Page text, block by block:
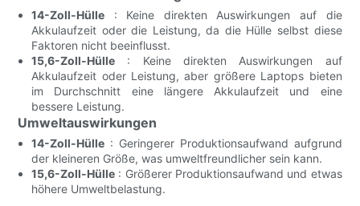
14-Zoll-Hülle : Keine direkten Auswirkungen auf die
Akkulaufzeit oder die Leistung, da die Hülle selbst diese
Faktoren nicht beeinflusst.
15,6-Zoll-Hülle : Keine direkten Auswirkungen auf
Akkulaufzeit oder Leistung, aber größere Laptops bieten
im Durchschnitt eine längere Akkulaufzeit und eine
bessere Leistung.
Umweltauswirkungen
14-Zoll-Hülle : Geringerer Produktionsaufwand aufgrund
der kleineren Größe, was umweltfreundlicher sein kann.
15,6-Zoll-Hülle : Größerer Produktionsaufwand und etwas
höhere Umweltbelastung.